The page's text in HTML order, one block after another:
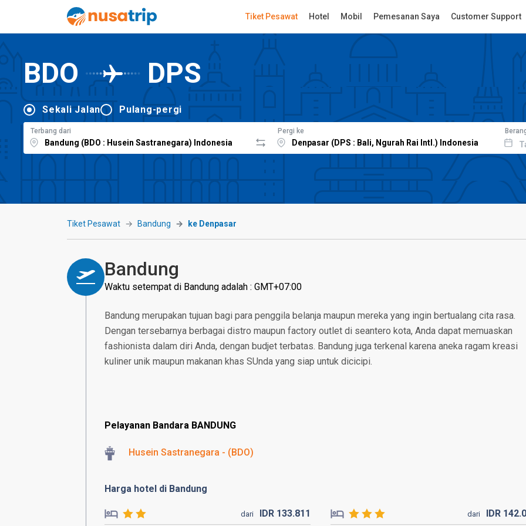
Tiket Pesawat Hotel Mobil Pemesanan Saya Customer Support
BDO DPS
Sekali Jalan Pulang-pergi
Terbang dari Pergi ke
Tiket Pesawat Bandung ke Denpasar
Bandung
Waktu setempat di Bandung adalah : GMT+07:00
Bandung merupakan tujuan bagi para penggila belanja maupun mereka yang ingin bertualang cita rasa.
Dengan tersebarnya berbagai distro maupun factory outlet di seantero kota, Anda dapat memuaskan
fashionista dalam diri Anda, dengan budjet terbatas. Bandung juga terkenal karena aneka ragam kreasi
kuliner unik maupun makanan khas SUnda yang siap untuk dicicipi.
Pelayanan Bandara BANDUNG
Husein Sastranegara - (BDO)
Harga hotel di Bandung
dari IDR 133.811 dari IDR 142.